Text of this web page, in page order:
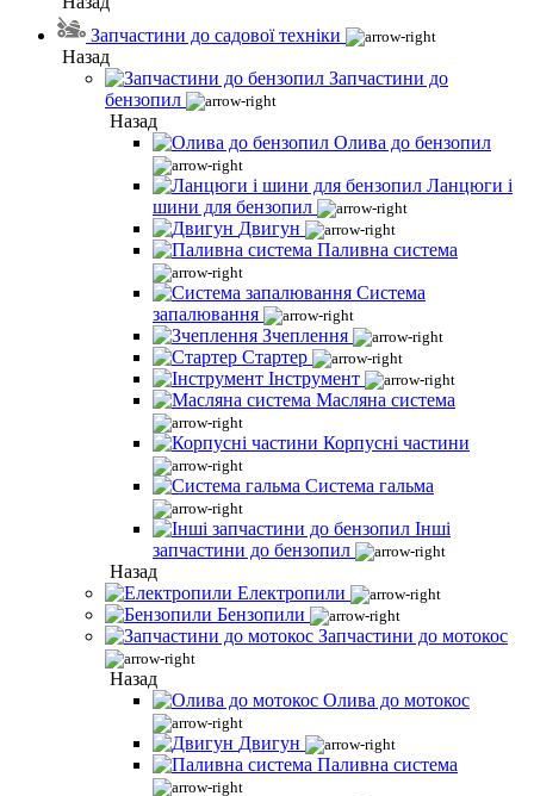
Запчастини до садової техніки
Назад
Запчастини до
бензопил
Назад
Олива до бензопил
Ланцюги і
шини для бензопил
Двигун
Паливна система
Система
запалювання
Зчеплення
Стартер
Інструмент
Масляна система
Корпусні частини
Система гальма
Інші
запчастини до бензопил
Назад
Електропили
Бензопили
Запчастини до мотокос
Назад
Олива до мотокос
Двигун
Паливна система